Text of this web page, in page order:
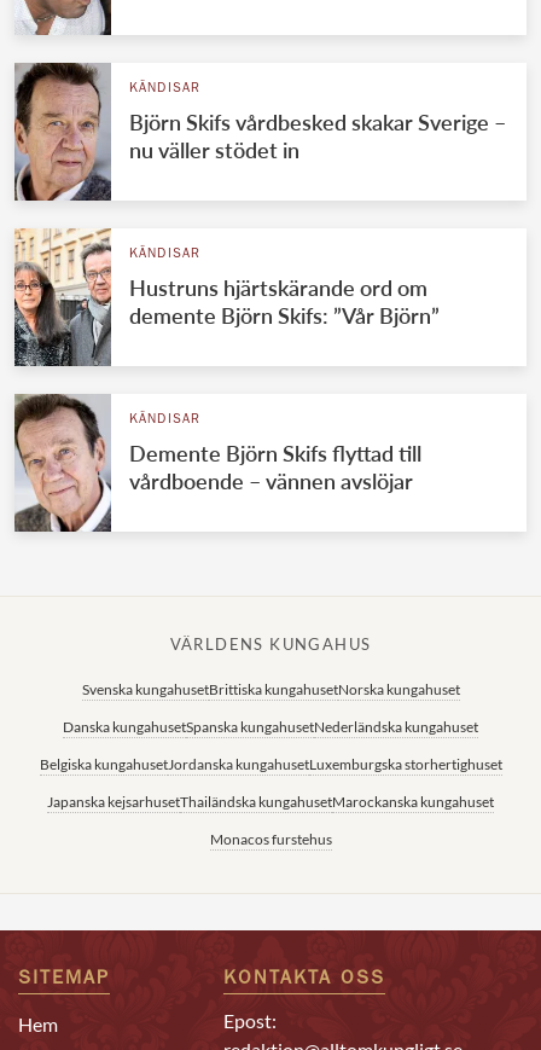
KÄNDISAR
Björn Skifs vårdbesked skakar Sverige –
nu väller stödet in
KÄNDISAR
Hustruns hjärtskärande ord om
demente Björn Skifs: ”Vår Björn”
KÄNDISAR
Demente Björn Skifs flyttad till
vårdboende – vännen avslöjar
VÄRLDENS KUNGAHUS
Svenska kungahusetBrittiska kungahusetNorska kungahuset
Danska kungahusetSpanska kungahusetNederländska kungahuset
Belgiska kungahusetJordanska kungahusetLuxemburgska storhertighuset
Japanska kejsarhusetThailändska kungahusetMarockanska kungahuset
Monacos furstehus
SITEMAP
Hem
KONTAKTA OSS
Epost: